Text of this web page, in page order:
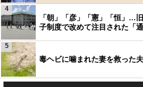
「朝」「彦」「憲」「恒」…
子制度で改めて注目された「通
4
毒ヘビに噛まれた妻を救った
5